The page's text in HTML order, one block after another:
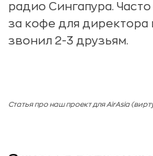
радио Сингапура.
за кофе для директора
звонил 2-3 друзьям.
Статья про наш проект для AirAsia